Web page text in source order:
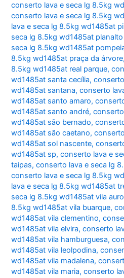
conserto lava e seca lg 8.5kg
conserto lava e seca lg 8.5kg
lava e seca lg 8.5kg wd1485at
seca lg 8.5kg wd1485at
seca lg 8.5kg wd1485at
8.5kg wd1485at praça da árvore
8.5kg wd1485at real parque,
wd1485at santa cecília,
wd1485at santana,conserto
wd1485at santo amaro,
wd1485at santo andré,
wd1485at são bernado,
wd1485at são caetano,
wd1485at sol nascente,
wd1485at sp,conserto lava e
taipas,conserto lava e seca lg
conserto lava e seca lg 8.5kg
lava e seca lg 8.5kg wd1485at
seca lg 8.5kg wd1485at vila
8.5kg wd1485at vila buarque,
wd1485at vila clementino,
wd1485at vila elvira,conserto
wd1485at vila hamburguesa,
wd1485at vila leolpodina,
wd1485at vila madalena,
wd1485at vila maria,conserto